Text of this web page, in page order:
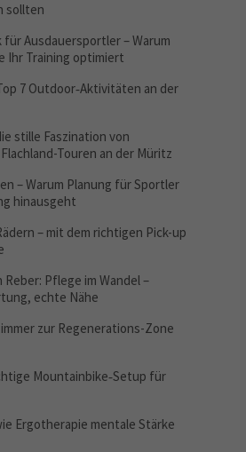
sollten
Ausdauersportler – Warum
Ihr Training optimiert
7 Outdoor‑Aktivitäten an der
stille Faszination von
Touren an der Müritz
– Warum Planung für Sportler
hinausgeht
– mit dem richtigen Pick-up
Pflege im Wandel –
echte Nähe
zur Regenerations-Zone
Mountainbike‑Setup für
Ergotherapie mentale Stärke